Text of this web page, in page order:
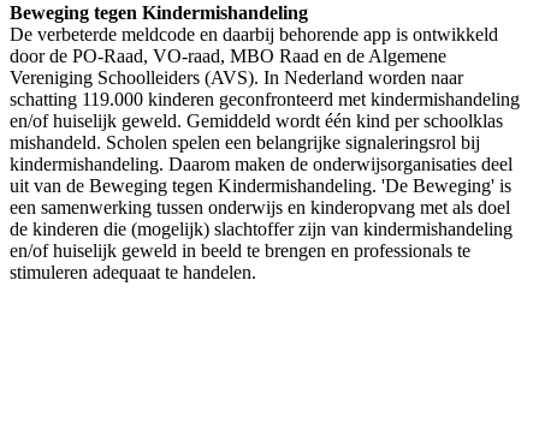
Beweging tegen Kindermishandeling
De verbeterde meldcode en daarbij behorende app is ontwikkeld
door de PO-Raad, VO-raad, MBO Raad en de Algemene
Vereniging Schoolleiders (AVS). In Nederland worden naar
schatting 119.000 kinderen geconfronteerd met kindermishandeling
en/of huiselijk geweld. Gemiddeld wordt één kind per schoolklas
mishandeld. Scholen spelen een belangrijke signaleringsrol bij
kindermishandeling. Daarom maken de onderwijsorganisaties deel
uit van de Beweging tegen Kindermishandeling. 'De Beweging' is
een samenwerking tussen onderwijs en kinderopvang met als doel
de kinderen die (mogelijk) slachtoffer zijn van kindermishandeling
en/of huiselijk geweld in beeld te brengen en professionals te
stimuleren adequaat te handelen.